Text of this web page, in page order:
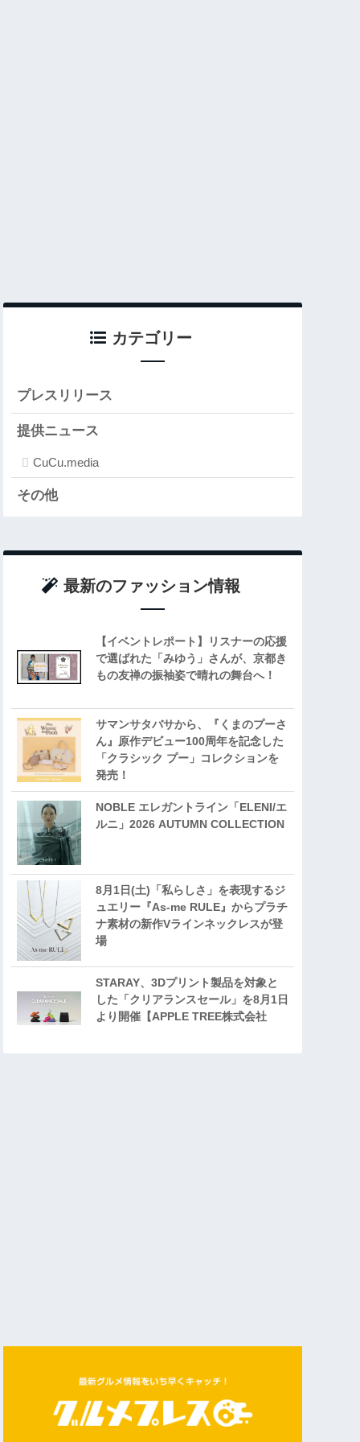
カテゴリー
プレスリリース
提供ニュース
CuCu.media
その他
最新のファッション情報
【イベントレポート】リスナーの応援
で選ばれた「みゆう」さんが、京都き
もの友禅の振袖姿で晴れの舞台へ！
サマンサタバサから、『くまのプーさ
ん』原作デビュー100周年を記念した
「クラシック プー」コレクションを
発売！
NOBLE エレガントライン「ELENI/エ
ルニ」2026 AUTUMN COLLECTION
8月1日(土)「私らしさ」を表現するジ
ュエリー『As-me RULE』からプラチ
ナ素材の新作Vラインネックレスが登
場
STARAY、3Dプリント製品を対象と
した「クリアランスセール」を8月1日
より開催【APPLE TREE株式会社